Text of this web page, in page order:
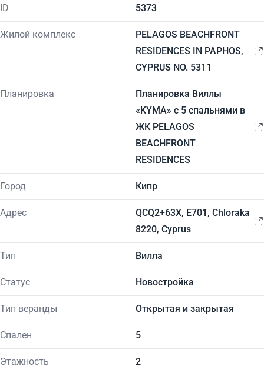
ID 5373
Жилой комплекс
PELAGOS BEACHFRONT
RESIDENCES IN PAPHOS,
CYPRUS NO. 5311
Планировка
Планировка Виллы
«KYMA» с 5 спальнями в
ЖК PELAGOS
BEACHFRONT
RESIDENCES
Город Кипр
Адрес
QCQ2+63X, E701, Chloraka
8220, Cyprus
Тип Вилла
Статус Новостройка
Тип веранды Открытая и закрытая
Спален 5
Этажность 2